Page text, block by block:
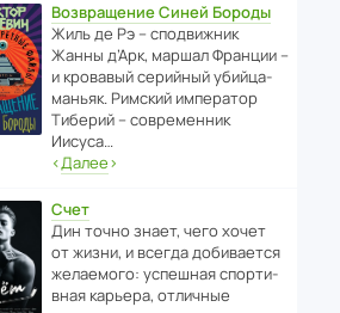
Возвращение Синей Бороды
Жиль де Рэ – спод­ви­жник
Жанны д’Арк, маршал Франции –
и кровавый серийный убийца-
маньяк. Римский импе­ратор
Тиберий – совре­менник
Иисуса…
‹Далее›
Счет
Дин точно знает, чего хочет
от жизни, и всегда доби­ва­ется
жела­е­мого: успе­шная спор­ти­
вная карьера, отли­чные